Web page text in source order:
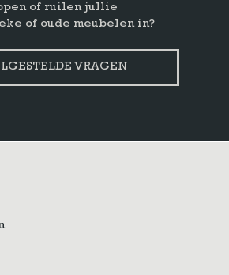
of ruilen jullie
of oude meubelen in?
VRAGEN